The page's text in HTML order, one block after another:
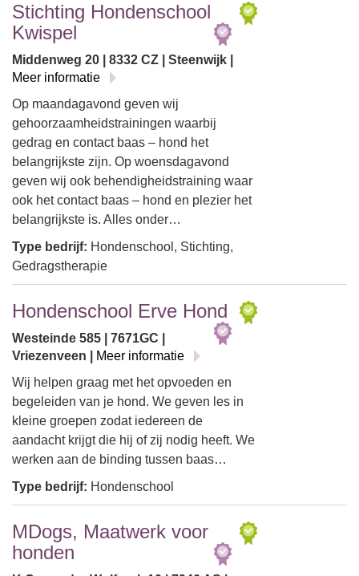
Stichting Hondenschool
Kwispel
Middenweg 20 | 8332 CZ | Steenwijk |
Meer informatie
Op maandagavond geven wij
gehoorzaamheidstrainingen waarbij
gedrag en contact baas – hond het
belangrijkste zijn. Op woensdagavond
geven wij ook behendigheidstraining waar
ook het contact baas – hond en plezier het
belangrijkste is. Alles onder…
Type bedrijf: Hondenschool, Stichting,
Gedragstherapie
Hondenschool Erve Hond
Westeinde 585 | 7671GC |
Vriezenveen |
Meer informatie
Wij helpen graag met het opvoeden en
begeleiden van je hond. We geven les in
kleine groepen zodat iedereen de
aandacht krijgt die hij of zij nodig heeft. We
werken aan de binding tussen baas…
Type bedrijf: Hondenschool
MDogs, Maatwerk voor
honden